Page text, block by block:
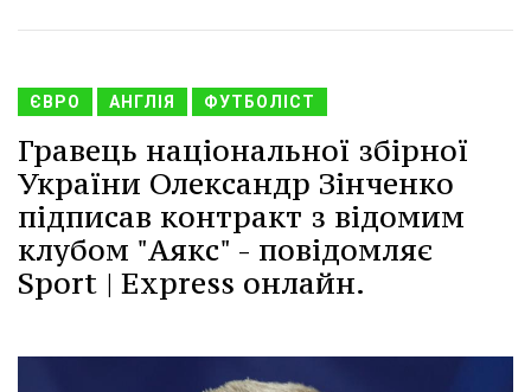
ЄВРО АНГЛІЯ ФУТБОЛІСТ
Гравець національної збірної
України Олександр Зінченко
підписав контракт з відомим
клубом "Аякс" - повідомляє
Sport | Express онлайн.